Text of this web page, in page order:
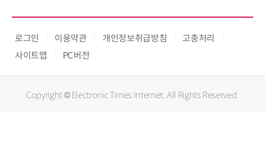
로그인 이용약관 개인정보취급방침
고충처리
사이트맵
PC버전
Copyright © Electronic Times Internet. All Rights Reserved.